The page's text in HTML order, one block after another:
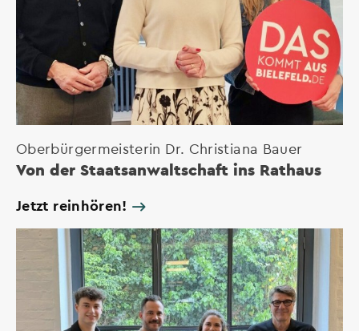
Oberbürgermeisterin Dr. Christiana Bauer
Von der Staatsanwaltschaft ins Rathaus
Jetzt reinhören!